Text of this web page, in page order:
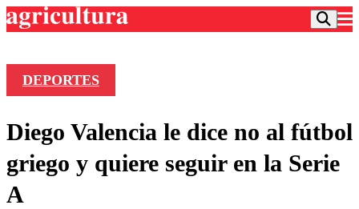
Frecuencias
Agricultura TV
Deportes
DEPORTES
Diego Valencia le dice no al fútbol
griego y quiere seguir en la Serie
A